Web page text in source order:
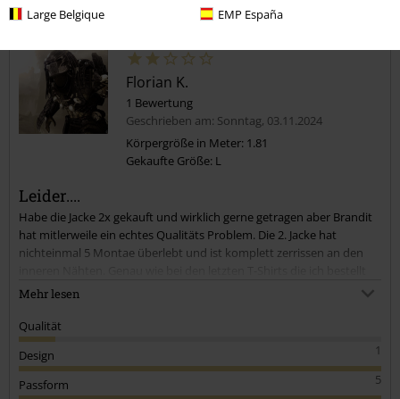
Large Belgique EMP España
Kommentar jetzt abschicken!
Florian K.
1 Bewertung
Geschrieben am: Sonntag, 03.11.2024
Körpergröße in Meter: 1.81
Gekaufte Größe: L
Leider....
Habe die Jacke 2x gekauft und wirklich gerne getragen aber Brandit
hat mitlerweile ein echtes Qualitäts Problem. Die 2. Jacke hat
nichteinmal 5 Montae überlebt und ist komplett zerrissen an den
habe war die Enttäuschung groß. Schade da die Marke mal echt gut
Mehr lesen
Qualität
1
Design
5
Passform